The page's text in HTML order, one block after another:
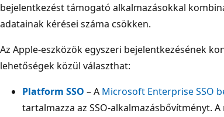
bejelentkezést támogató alkalmazásokkal
adatainak kérései száma csökken.
Az Apple-eszközök egyszeri bejelentkezésének
lehetőségek közül választhat:
Platform SSO – A Microsoft Enterprise SSO
tartalmazza az SSO-alkalmazásbővítményt.